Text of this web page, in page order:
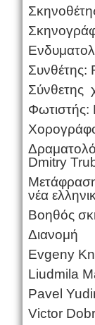
Συνθέτης:
Σύνθετης
Dmitry
νέα
Βοηθός
Διανομή
Evgeny
Pavel
Victor